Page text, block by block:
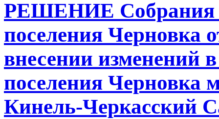
РЕШЕНИЕ Собрания
поселения Черновка
внесении изменений
поселения Черновка
Кинель-Черкасский